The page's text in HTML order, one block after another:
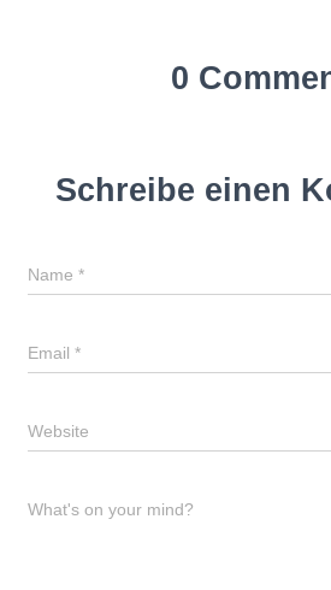
0
Schreibe einen
Name *
Email *
Website
What's on your mind?